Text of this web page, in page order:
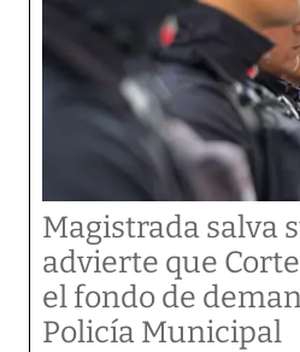
Magistrada salva
advierte que
el fondo de
Policía Municipal